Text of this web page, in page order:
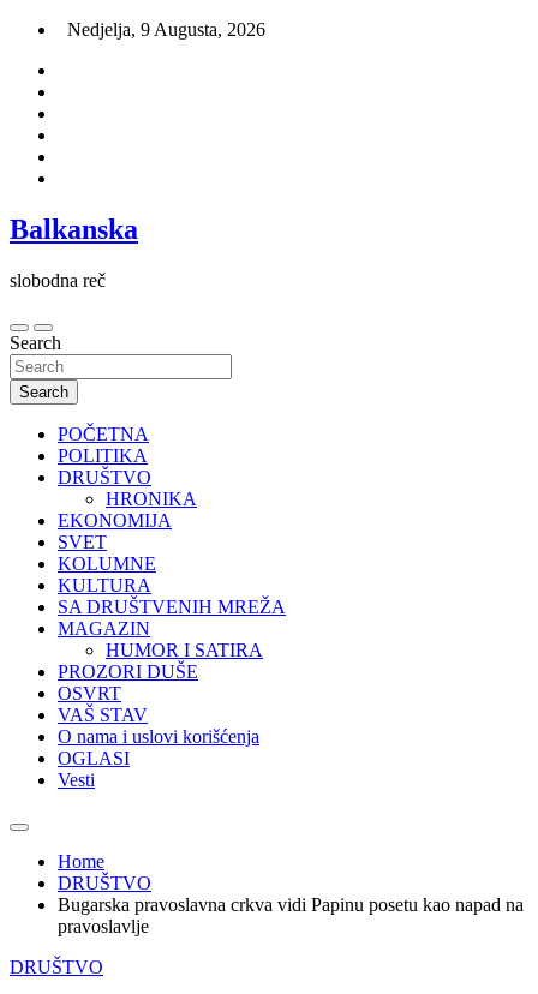
Skip
content
Nedjelja, 9 Augusta, 2026
Balkanska
slobodna reč
Search
Search
POČETNA
POLITIKA
DRUŠTVO
HRONIKA
EKONOMIJA
SVET
KOLUMNE
KULTURA
SA DRUŠTVENIH MREŽA
MAGAZIN
HUMOR I SATIRA
PROZORI DUŠE
OSVRT
VAŠ STAV
O nama i uslovi korišćenja
OGLASI
Vesti
Home
DRUŠTVO
Bugarska pravoslavna crkva vidi Papinu posetu kao napad na
pravoslavlje
DRUŠTVO